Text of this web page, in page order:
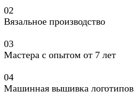
02
Вязальное производство
03
Мастера с опытом от 7 лет
04
Машинная вышивка логотипов